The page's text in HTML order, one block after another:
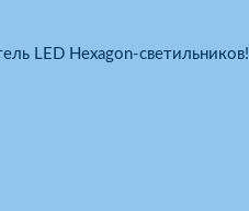
LED Hexagon-светильников!